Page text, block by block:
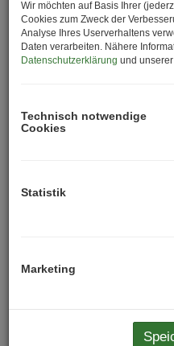
Top-Lage im 3.
Anbindung an
Großzügige Loggia
Fußbodenheizung in
Moderne
Eigenes Kellerabteil
Ideale
Ärzten und
Einzigartig charmante,
Wir möchten auf Basis Ihrer
Cookies zum Zweck der
Analyse Ihres Userverhaltens
Daten verarbeiten. Nähere
Datenschutzerklärung und unserer
Technisch notwendige
Cookies
Statistik
Marketing